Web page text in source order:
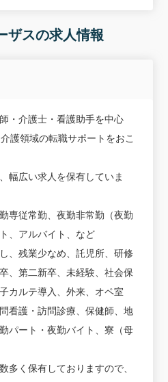
ザスの求人情報
・介護士・看護助手を中心
護領域の転職サポートをおこ
幅広い求人を保有していま
専従常勤、夜勤非常勤（夜勤
、アルバイト、など
、残業少なめ、託児所、研修
、第二新卒、未経験、社会保
カルテ導入、外来、オペ室
看護・訪問診療、保健師、地
パート・夜勤バイト、寮（母
多く保有しておりますので、